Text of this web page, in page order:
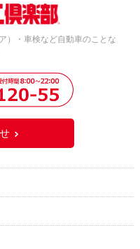
）・車検など自動車のことな